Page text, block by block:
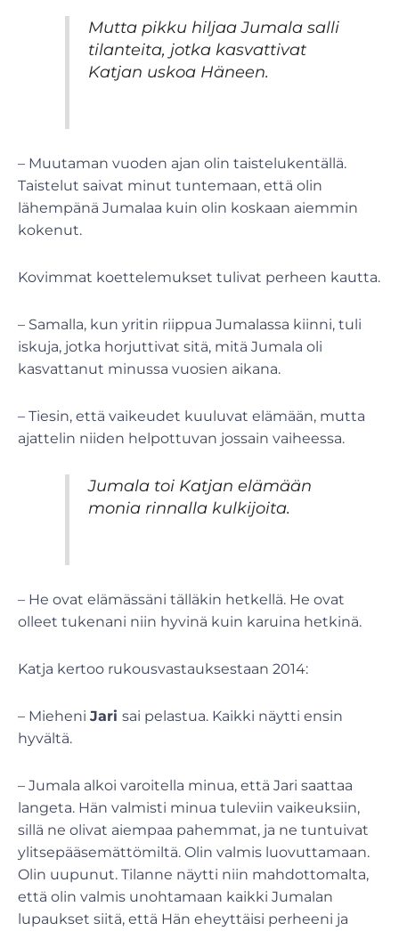
Mutta pikku hiljaa Jumala salli
tilanteita, jotka kasvattivat
Katjan uskoa Häneen.
– Muutaman vuoden ajan olin taistelukentällä.
Taistelut saivat minut tuntemaan, että olin
lähempänä Jumalaa kuin olin koskaan aiemmin
kokenut.
Kovimmat koettelemukset tulivat perheen kautta.
– Samalla, kun yritin riippua Jumalassa kiinni, tuli
iskuja, jotka horjuttivat sitä, mitä Jumala oli
kasvattanut minussa vuosien aikana.
– Tiesin, että vaikeudet kuuluvat elämään, mutta
ajattelin niiden helpottuvan jossain vaiheessa.
Jumala toi Katjan elämään
monia rinnalla kulkijoita.
– He ovat elämässäni tälläkin hetkellä. He ovat
olleet tukenani niin hyvinä kuin karuina hetkinä.
Katja kertoo rukousvastauksestaan 2014:
– Mieheni Jari sai pelastua. Kaikki näytti ensin
hyvältä.
– Jumala alkoi varoitella minua, että Jari saattaa
langeta. Hän valmisti minua tuleviin vaikeuksiin,
sillä ne olivat aiempaa pahemmat, ja ne tuntuivat
ylitsepääsemättömiltä. Olin valmis luovuttamaan.
Olin uupunut. Tilanne näytti niin mahdottomalta,
että olin valmis unohtamaan kaikki Jumalan
lupaukset siitä, että Hän eheyttäisi perheeni ja